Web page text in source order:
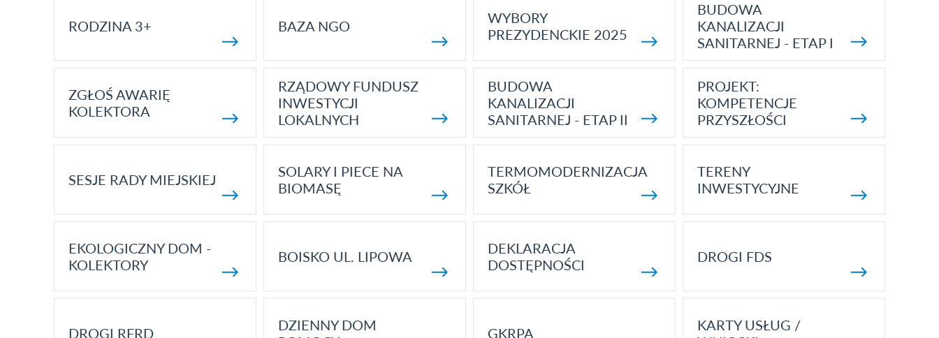
RODZINA 3+ BAZA NGO
WYBORY
PREZYDENCKIE 2025
BUDOWA
KANALIZACJI
SANITARNEJ - ETAP I
ZGŁOŚ AWARIĘ
KOLEKTORA
RZĄDOWY FUNDUSZ
INWESTYCJI
LOKALNYCH
BUDOWA
KANALIZACJI
SANITARNEJ - ETAP II
PROJEKT:
KOMPETENCJE
PRZYSZŁOŚCI
SESJE RADY MIEJSKIEJ
SOLARY I PIECE NA
BIOMASĘ
TERMOMODERNIZACJA
SZKÓŁ
TERENY
INWESTYCYJNE
EKOLOGICZNY DOM -
KOLEKTORY
BOISKO UL. LIPOWA
DEKLARACJA
DOSTĘPNOŚCI
DROGI FDS
DROGI RFRD
DZIENNY DOM
GKRPA
KARTY USŁUG /